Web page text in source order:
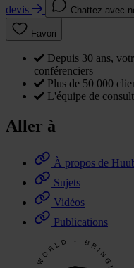
devis
Chattez avec
Favori
Depuis 30 ans,
conférenciers
Plus de 50 000
L'équipe de
Aller à
À propos de
Sujets
Vidéos
Publications